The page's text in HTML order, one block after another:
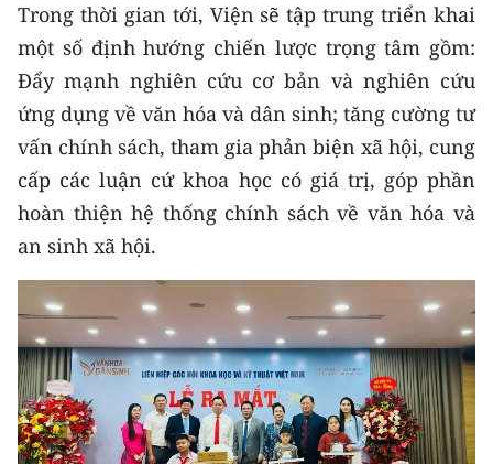
CHUYÊN ĐỀ
CÁC CHUYÊN TRANG
VỀ BÁO NHÂN DÂN
THỜI NAY
NHÂN DÂN CUỐI TUẦN
NHÂN DÂN HẰNG THÁNG
MUA BÁO
ĐỌC BÁO IN
Trong thời gian tới, Viện sẽ tập trung triển khai
một số định hướng chiến lược trọng tâm gồm:
Đẩy mạnh nghiên cứu cơ bản và nghiên cứu
ứng dụng về văn hóa và dân sinh; tăng cường tư
vấn chính sách, tham gia phản biện xã hội, cung
cấp các luận cứ khoa học có giá trị, góp phần
hoàn thiện hệ thống chính sách về văn hóa và
an sinh xã hội.